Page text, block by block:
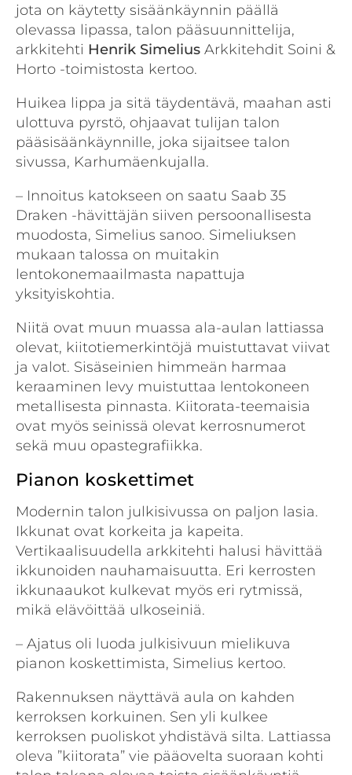
jota on käytetty sisäänkäynnin päällä
olevassa lipassa, talon pääsuunnittelija,
arkkitehti Henrik Simelius Arkkitehdit Soini &
Horto -toimistosta kertoo.
Huikea lippa ja sitä täydentävä, maahan asti
ulottuva pyrstö, ohjaavat tulijan talon
pääsisäänkäynnille, joka sijaitsee talon
sivussa, Karhumäenkujalla.
– Innoitus katokseen on saatu Saab 35
Draken -hävittäjän siiven persoonallisesta
muodosta, Simelius sanoo. Simeliuksen
mukaan talossa on muitakin
lentokonemaailmasta napattuja
yksityiskohtia.
Niitä ovat muun muassa ala-aulan lattiassa
olevat, kiitotiemerkintöjä muistuttavat viivat
ja valot. Sisäseinien himmeän harmaa
keraaminen levy muistuttaa lentokoneen
metallisesta pinnasta. Kiitorata-teemaisia
ovat myös seinissä olevat kerrosnumerot
sekä muu opastegrafiikka.
Pianon koskettimet
Modernin talon julkisivussa on paljon lasia.
Ikkunat ovat korkeita ja kapeita.
Vertikaalisuudella arkkitehti halusi hävittää
ikkunoiden nauhamaisuutta. Eri kerrosten
ikkunaaukot kulkevat myös eri rytmissä,
mikä elävöittää ulkoseiniä.
– Ajatus oli luoda julkisivuun mielikuva
pianon koskettimista, Simelius kertoo.
Rakennuksen näyttävä aula on kahden
kerroksen korkuinen. Sen yli kulkee
kerroksen puoliskot yhdistävä silta. Lattiassa
oleva ”kiitorata” vie pääovelta suoraan kohti